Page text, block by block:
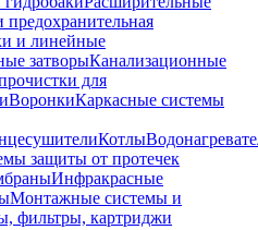
и линейные
затворыКанализационные
для
ВоронкиКаркасные системы
Котлы
защиты от протечек
Инфракрасные
Монтажные системы и
фильтры, картриджи